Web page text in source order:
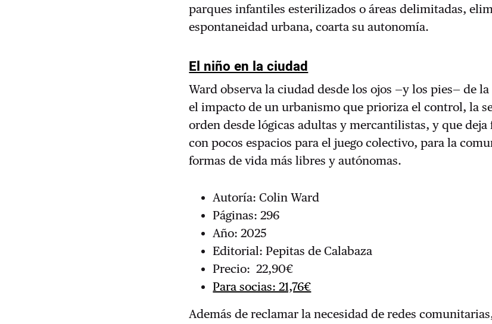
parques infantiles esterilizados o áreas delimitadas,
espontaneidad urbana, coarta su autonomía.
El niño en la ciudad
Ward observa la ciudad desde los ojos —y los pies— de
el impacto de un urbanismo que prioriza el control, la
orden desde lógicas adultas y mercantilistas, y que deja
con pocos espacios para el juego colectivo, para la
formas de vida más libres y autónomas.
Autoría: Colin Ward
Páginas: 296
Año: 2025
Editorial: Pepitas de Calabaza
Precio: 22,90€
Para socias: 21,76€
Además de reclamar la necesidad de redes